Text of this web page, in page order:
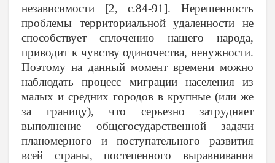
независимости [2, с.84-91]. Нерешенность
проблемы территориальной удаленности не
способствует сплочению нашего народа,
приводит к чувству одиночества, ненужности.
Поэтому на данный момент времени можно
наблюдать процесс миграции населения из
малых и средних городов в крупные (или же
за границу), что серьезно затрудняет
выполнение общегосударственной задачи
планомерного и поступательного развития
всей страны, постепенного выравнивания